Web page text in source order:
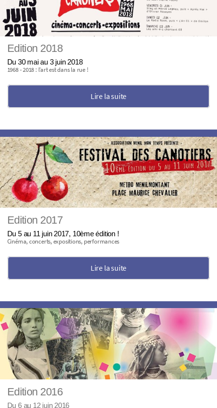
Edition 2018
Du 30 mai au 3 juin 2018
1968 - 2018 : l’art est dans la rue !
Lire la suite
Edition 2017
Du 5 au 11 juin 2017, 10ème édition !
Cinéma, concerts, expositions, performances
Lire la suite
Edition 2016
Du 6 au 12 juin 2016